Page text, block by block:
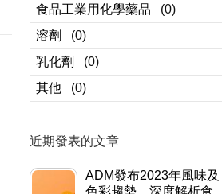
食品工業用化學藥品
(0)
溶劑
(0)
乳化劑
(0)
其他
(0)
近期發表的文章
ADM發布2023年風味及
色彩趨勢，深度解析食